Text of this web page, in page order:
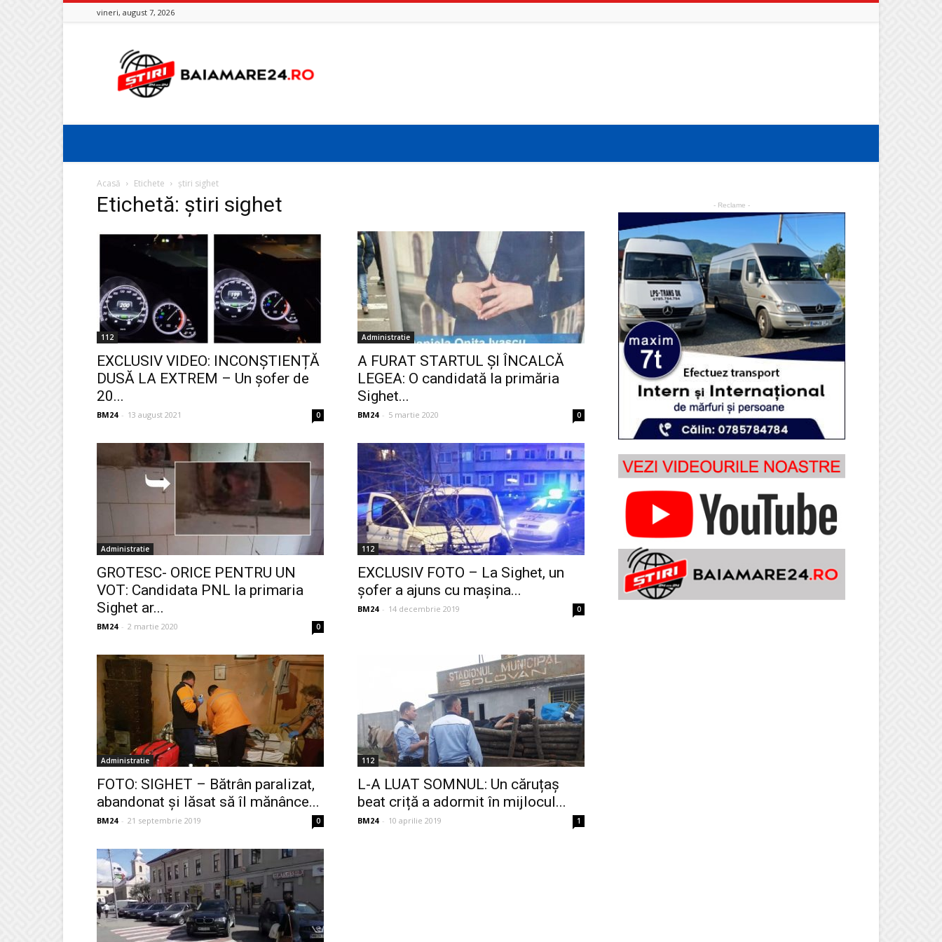
vineri, august 7, 2026
Baia
Mare
24
Acasă Etichete știri sighet
Etichetă: știri sighet
112
EXCLUSIV VIDEO: INCONȘTIENȚĂ
DUSĂ LA EXTREM – Un șofer de
20...
BM24 - 13 august 2021 0
Administratie
A FURAT STARTUL ȘI ÎNCALCĂ
LEGEA: O candidată la primăria
Sighet...
BM24 - 5 martie 2020 0
Administratie
GROTESC- ORICE PENTRU UN
VOT: Candidata PNL la primaria
Sighet ar...
BM24 - 2 martie 2020 0
112
EXCLUSIV FOTO – La Sighet, un
șofer a ajuns cu mașina...
BM24 - 14 decembrie 2019 0
Administratie
FOTO: SIGHET – Bătrân paralizat,
abandonat și lăsat să îl mănânce...
BM24 - 21 septembrie 2019 0
112
L-A LUAT SOMNUL: Un căruțaș
beat criță a adormit în mijlocul...
BM24 - 10 aprilie 2019 1
- Reclame -